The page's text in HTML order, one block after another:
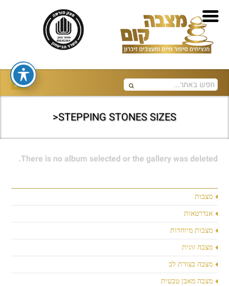
STEPPING STONES SIZES<
מצבות
אנדרטאות
מצבות מיוחדות
מצבה זוגית
מצבה בצורת לב
מצבה מאבן טבעית
There is no album selected or the gallery was deleted.